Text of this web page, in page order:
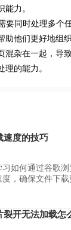
能力。
要同时处理多个
助他们更好地组
混杂在一起，导
理的能力。
速度的技巧
习如何通过谷歌
度，确保文件下载
开无法加载怎